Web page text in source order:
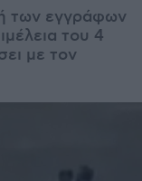
των εγγράφων
του 4
με τον